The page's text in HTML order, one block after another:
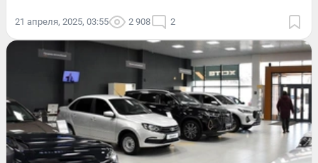
21 апреля, 2025, 03:55 2 908 2